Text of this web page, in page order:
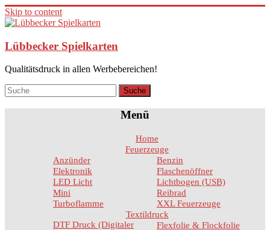
Skip to content
Lübbecker Spielkarten
Qualitätsdruck in allen Werbebereichen!
Menü
Home
Feuerzeuge
Anzünder
Benzin
Elektronik
Flaschenöffner
LED Licht
Lichtbogen (USB)
Mini
Reibrad
Turboflamme
XXL Feuerzeuge
Textildruck
DTF Druck (Digitaler
Flexfolie & Flockfolie